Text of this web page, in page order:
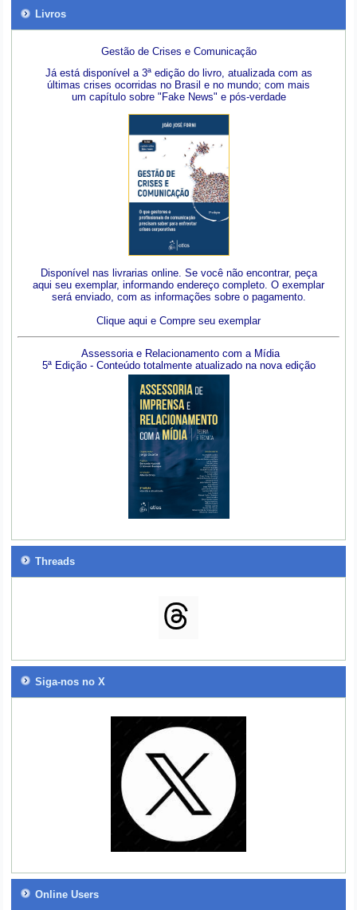
Livros
Gestão de Crises e Comunicação
Já está disponível a 3ª edição do livro, atualizada com as
últimas crises ocorridas no Brasil e no mundo; com mais
um capítulo sobre "Fake News" e pós-verdade
Disponível nas livrarias online. Se você não encontrar, peça
aqui seu exemplar, informando endereço completo. O exemplar
será enviado, com as informações sobre o pagamento.
Clique aqui e Compre seu exemplar
Assessoria e Relacionamento com a Mídia
5ª Edição - Conteúdo totalmente atualizado na nova edição
Threads
Siga-nos no X
Online Users